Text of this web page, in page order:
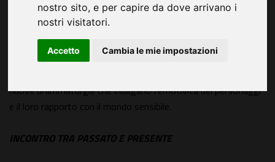
nostro sito, e per capire da dove arrivano i
nostri visitatori.
Accetto Cambia le mie impostazioni
l Teatro Le Maschere presentadal 12 maggio al 13
giugno 2026 CON#tatto
il cui filo rosso è la contemporaneità. Non una semplice
moda o uno slogan, ma la capacità del teatro di leggere il
nuove drammaturgie che indagano l'emotività dei personaggi
e il loro rapporto con il mondo sensibile.
INCONTRO TRA PASSATO E PRESENTE